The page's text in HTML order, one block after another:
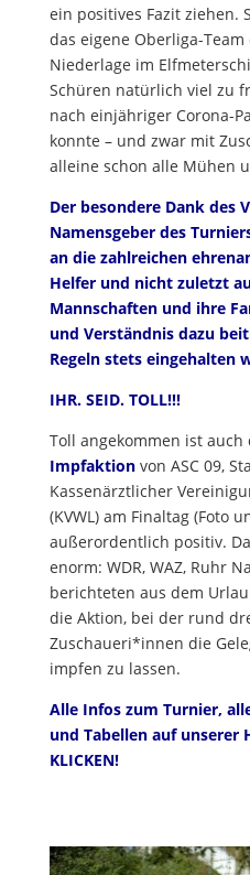
ein positives Fazit ziehen.
das eigene Oberliga-
Niederlage im
Schüren natürlich viel zu
nach einjähriger Corona-
konnte – und zwar mit
alleine schon alle Mühen
Der besondere Dank des
Namensgeber des
an die zahlreichen
Helfer und nicht zuletzt
Mannschaften und ihre
und Verständnis dazu
Regeln stets eingehalten
IHR. SEID. TOLL!!!
Toll angekommen ist auch
Impfaktionvon ASC 09,
Kassenärztlicher
(KVWL) am Finaltag (Foto
außerordentlich positiv.
enorm: WDR, WAZ, Ruhr
berichteten aus dem
die Aktion, bei der rund
Zuschaueri*innen die
impfen zu lassen.
Alle Infos zum Turnier,
und Tabellen auf unserer
KLICKEN!